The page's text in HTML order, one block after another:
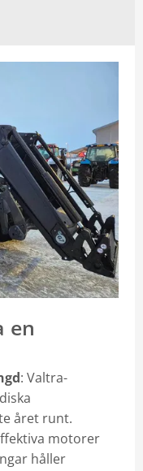
en
: Valtra-
året runt.
motorer
håller